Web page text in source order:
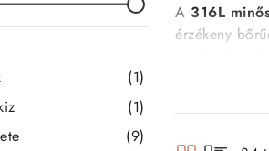
(1)
(1)
(9)
A 316L
érzékeny
Férfi